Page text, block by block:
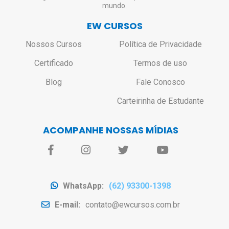
mundo.
EW CURSOS
Nossos Cursos
Certificado
Blog
Política de Privacidade
Termos de uso
Fale Conosco
Carteirinha de Estudante
ACOMPANHE NOSSAS MÍDIAS
WhatsApp:
(62) 93300-1398
E-mail: contato@ewcursos.com.br